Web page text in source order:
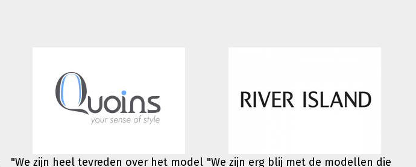
"We zijn heel tevreden over het model "We zijn erg blij met de modellen die